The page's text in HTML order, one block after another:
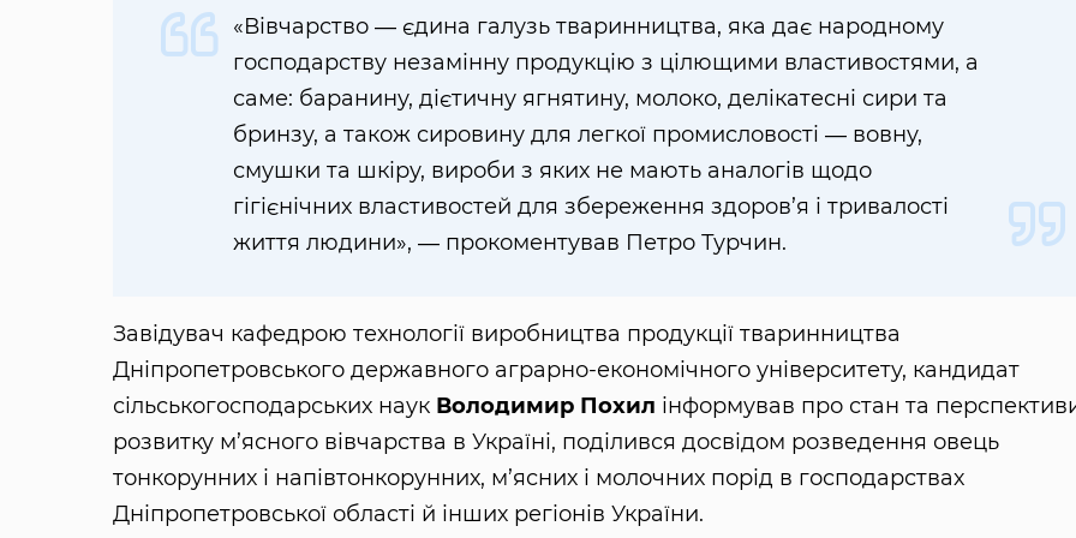
«Вівчарство ― єдина галузь тваринництва, яка дає народному
господарству незамінну продукцію з цілющими властивостями, а
саме: баранину, дієтичну ягнятину, молоко, делікатесні сири та
бринзу, а також сировину для легкої промисловості ― вовну,
смушки та шкіру, вироби з яких не мають аналогів щодо
гігієнічних властивостей для збереження здоров’я і тривалості
життя людини», ― прокоментував Петро Турчин.
Завідувач кафедрою технології виробництва продукції тваринництва
Дніпропетровського державного аграрно-економічного університету, кандидат
сільськогосподарських наук Володимир Похил інформував про стан та
розвитку м’ясного вівчарства в Україні, поділився досвідом розведення овець
тонкорунних і напівтонкорунних, м’ясних і молочних порід в господарствах
Дніпропетровської області й інших регіонів України.